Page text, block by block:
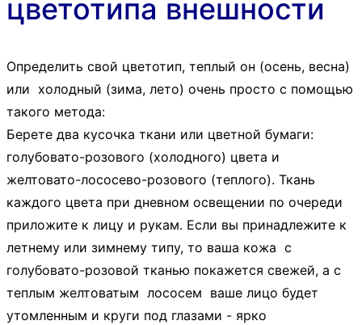
цветотипа внешности
Определить свой цветотип, теплый он (осень, весна)
или холодный (зима, лето) очень просто с помощью
такого метода:
Берете два кусочка ткани или цветной бумаги:
голубовато-розового (холодного) цвета и
желтовато-лососево-розового (теплого). Ткань
каждого цвета при дневном освещении по очереди
приложите к лицу и рукам. Если вы принадлежите к
летнему или зимнему типу, то ваша кожа с
голубовато-розовой тканью покажется свежей, а с
теплым желтоватым лососем ваше лицо будет
утомленным и круги под глазами - ярко